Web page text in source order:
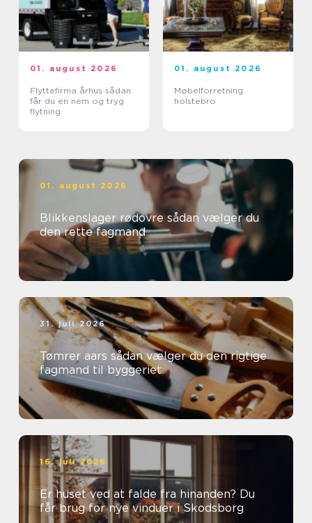
01. august 2026
Flyttefirma århus sådan
får du en nem og tryg
flytning
01. august 2026
Møbelforretning
holstebro
01. august 2026
Blikkenslager rødovre sådan vælger du
den rette fagmand
31. juli 2026
Tømrer aars sådan vælger du den rigtige
fagmand til byggeriet
16. juli 2026
Er huset ved at falde fra hinanden? Du
får brug for nye vinduer i Skodsborg